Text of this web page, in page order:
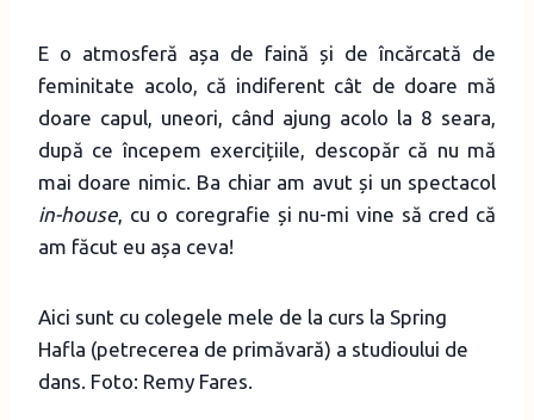
E o atmosferă așa de faină și de încărcată de
feminitate acolo, că indiferent cât de doare mă
doare capul, uneori, când ajung acolo la 8 seara,
după ce începem exercițiile, descopăr că nu mă
mai doare nimic. Ba chiar am avut și un spectacol
in-house, cu o coregrafie și nu-mi vine să cred că
am făcut eu așa ceva!
Aici sunt cu colegele mele de la curs la Spring
Hafla (petrecerea de primăvară) a studioului de
dans. Foto: Remy Fares.